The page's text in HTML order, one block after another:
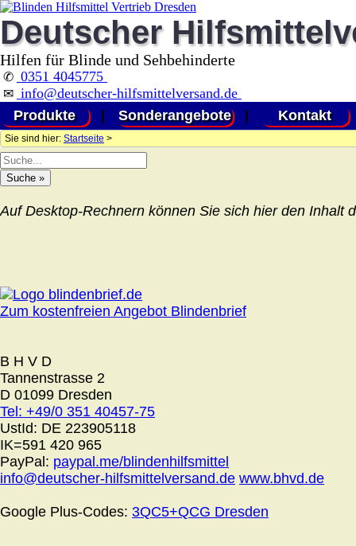
Deutscher
Hilfen für Blinde und Sehbehinderte
✆ 0351 4045775
✉ info@deutscher-hilfsmittelversand.de
Produkte
Sonderangebote Kontakt
Sie sind hier: Startseite >
Auf Desktop-Rechnern können Sie sich hier den Inhalt
Zum kostenfreien Angebot Blindenbrief
B H V D
Tannenstrasse 2
D 01099 Dresden
Tel: +49/0 351 40457-75
UstId: DE 223905118
IK=591 420 965
PayPal: paypal.me/blindenhilfsmittel
info@deutscher-hilfsmittelversand.de www.bhvd.de
Google Plus-Codes: 3QC5+QCG Dresden